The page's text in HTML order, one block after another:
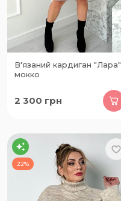
В'язаний кардиган "Лара"
мокко
2 300 грн
22%